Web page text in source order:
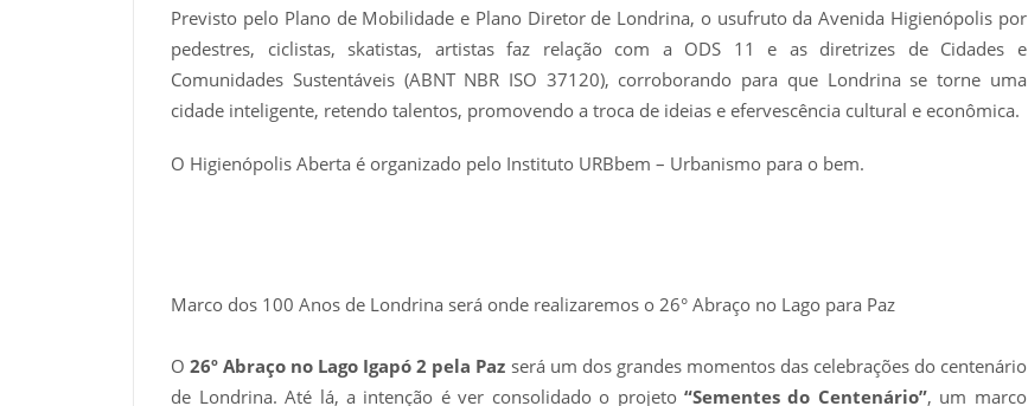
Previsto pelo Plano de Mobilidade e Plano Diretor de Londrina, o usufruto da Avenida Higienópolis por
pedestres, ciclistas, skatistas, artistas faz relação com a ODS 11 e as diretrizes de Cidades e
Comunidades Sustentáveis (ABNT NBR ISO 37120), corroborando para que Londrina se torne uma
cidade inteligente, retendo talentos, promovendo a troca de ideias e efervescência cultural e econômica.
O Higienópolis Aberta é organizado pelo Instituto URBbem – Urbanismo para o bem.
Marco dos 100 Anos de Londrina será onde realizaremos o 26° Abraço no Lago para Paz
O26º Abraço no Lago Igapó 2 pela Paz será um dos grandes momentos das celebrações do centenário
de Londrina. Até lá, a intenção é ver consolidado o projeto “Sementes do Centenário”, um marco